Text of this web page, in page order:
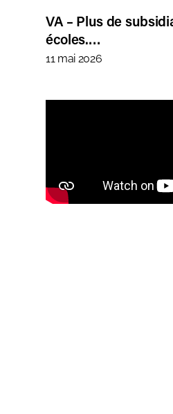
VA – Plus de
écoles.…
11 mai 2026